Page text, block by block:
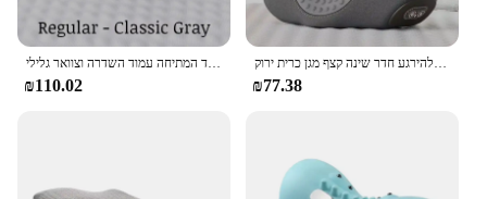
כרית צוואר הרחם להגן על עמוד השדרה כדי לשפר את השינה עיסוי מיוחד המתיחה עמוד השדרה וצוואר גלילי
₪110.02
עיסוי חשמלי כרית צוואר הרחם חם דחיסה עיסוי הצוואר המתיחה להירגע חדר שינה קצף מגן כרית ירוק
₪77.38